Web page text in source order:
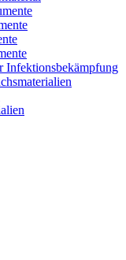
Infektionsbekämpfung